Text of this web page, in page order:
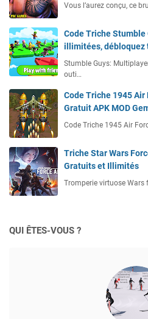
Vous l’aurez conçu, ce
Code Triche Stumble
illimitées, débloquez
Stumble Guys:
outi…
Code Triche 1945 Air
Gratuit APK MOD
Code Triche 1945 Air
Triche Star Wars
Gratuits et Illimités
Tromperie virtuose Wars
QUI ÊTES-VOUS ?